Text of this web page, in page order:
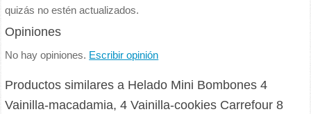
quizás no estén actualizados.
Opiniones
No hay opiniones. Escribir opinión
Productos similares a Helado Mini Bombones 4
Vainilla-macadamia, 4 Vainilla-cookies Carrefour 8